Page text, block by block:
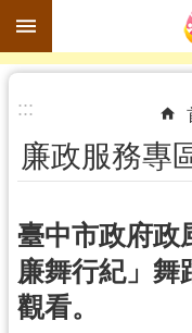
跳到主要內容區塊
進
搜
尋
訊
息
:::
廉政服務專
臺中市政府政
廉舞行紀」舞
觀看。